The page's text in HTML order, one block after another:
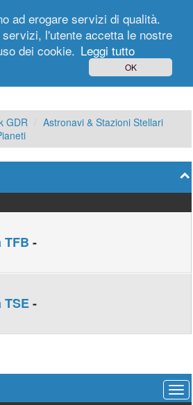
GDR
Astronavi & Stazioni Stellari
TFB -
TSE -
ad erogare servizi di qualità.
l'utente accetta le nostre
dei cookie. Leggi tutto
OK